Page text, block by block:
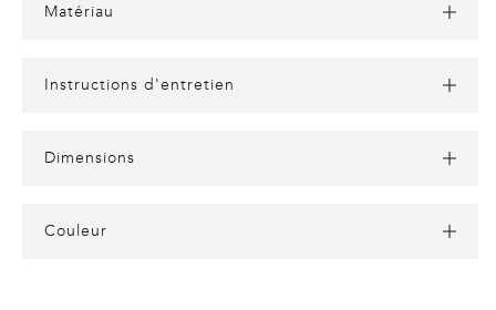
Matériau
Instructions d'entretien
Dimensions
Couleur